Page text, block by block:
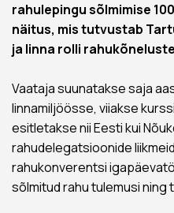
rahulepingu sõlmimise
näitus, mis tutvustab
ja linna rolli
Vaataja suunatakse saja
linnamiljöösse, viiakse
esitletakse nii Eesti kui
rahudelegatsioonide
rahukonverentsi
sõlmitud rahu tulemusi ning